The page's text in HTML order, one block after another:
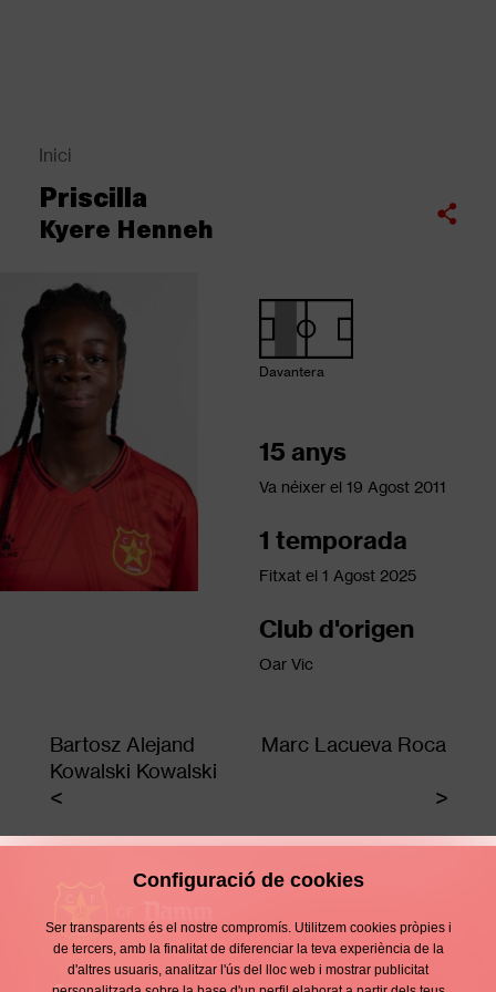
Fil
d'Ariadna
Inici
Priscilla
Kyere Henneh
Compartir
Davantera
15 anys
Va néixer el 19 Agost 2011
1 temporada
Fitxat el 1 Agost 2025
Club d'origen
Oar Vic
Bartosz Alejand
Kowalski Kowalski
Marc Lacueva Roca
Configuració de cookies
Ser transparents és el nostre compromís. Utilitzem cookies pròpies i
de tercers, amb la finalitat de diferenciar la teva experiència de la
d'altres usuaris, analitzar l'ús del lloc web i mostrar publicitat